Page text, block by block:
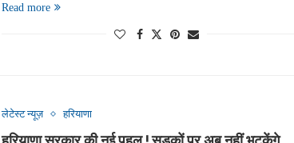
Read more
लेटेस्ट न्यूज़ हरियाणा